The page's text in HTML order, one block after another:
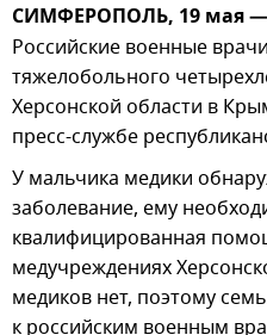
СИМФЕРОПОЛЬ, 19 мая
Российские военные
тяжелобольного
Херсонской области в
пресс-службе
У мальчика медики
заболевание, ему
квалифицированная
медучреждениях
медиков нет, поэтому
к российским военным